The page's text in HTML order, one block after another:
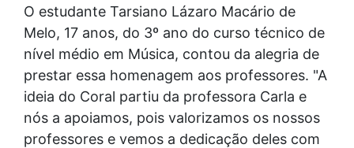
O estudante Tarsiano Lázaro Macário de
Melo, 17 anos, do 3º ano do curso técnico de
nível médio em Música, contou da alegria de
prestar essa homenagem aos professores. "A
ideia do Coral partiu da professora Carla e
nós a apoiamos, pois valorizamos os nossos
professores e vemos a dedicação deles com